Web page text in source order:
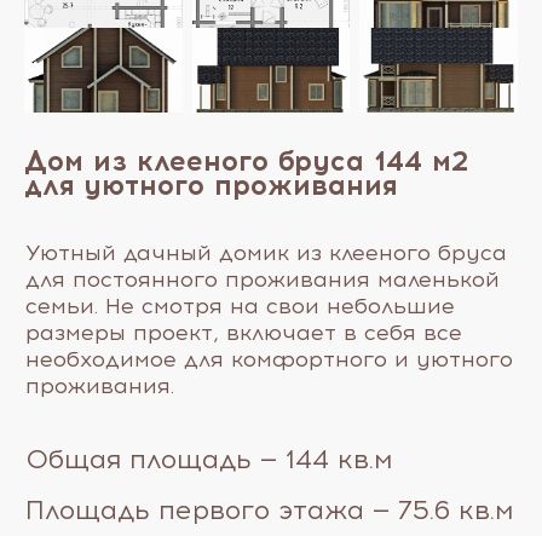
Дом из клееного бруса 144 м2
для уютного проживания
Уютный дачный домик из клееного бруса
для постоянного проживания маленькой
семьи. Не смотря на свои небольшие
размеры проект, включает в себя все
необходимое для комфортного и уютного
проживания.
Общая площадь — 144 кв.м
Площадь первого этажа — 75.6 кв.м